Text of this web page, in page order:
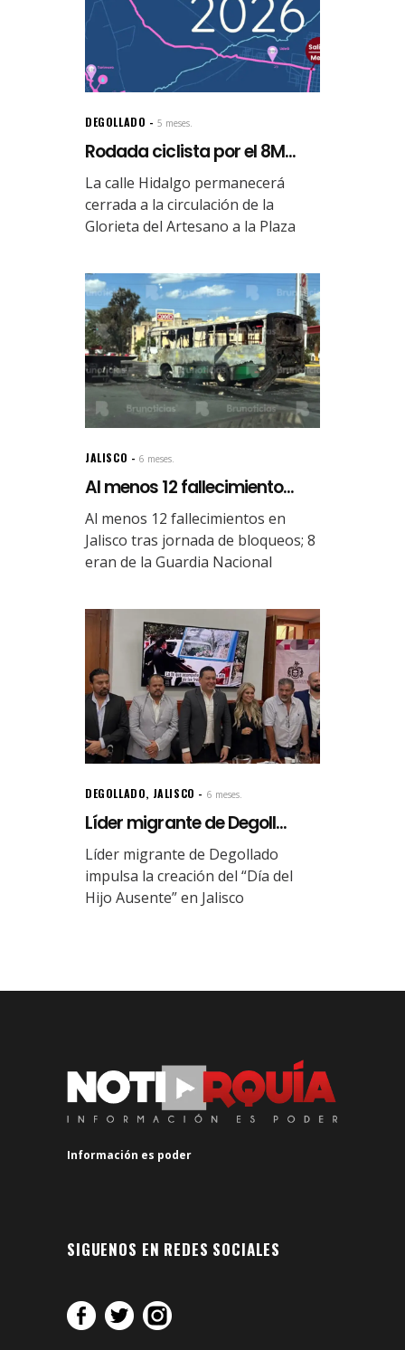
DEGOLLADO 5 meses.
Rodada ciclista por el 8M...
La calle Hidalgo permanecerá
cerrada a la circulación de la
Glorieta del Artesano a la Plaza
JALISCO 6 meses.
Al menos 12 fallecimiento...
Al menos 12 fallecimientos en
Jalisco tras jornada de bloqueos; 8
eran de la Guardia Nacional
DEGOLLADO, JALISCO 6 meses.
Líder migrante de Degoll...
Líder migrante de Degollado
impulsa la creación del “Día del
Hijo Ausente” en Jalisco
Información es poder
SIGUENOS EN REDES SOCIALES